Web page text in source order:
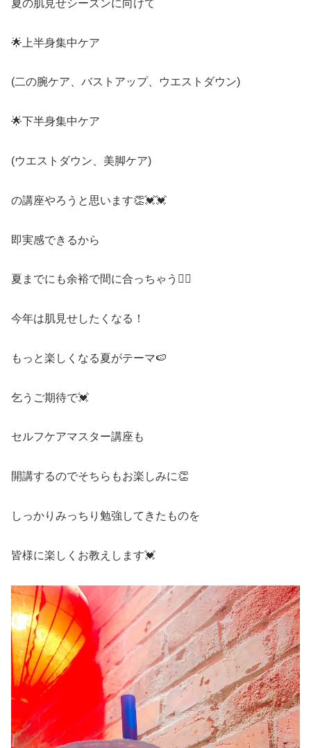
夏の肌見せシーズンに向けて
🌟上半身集中ケア
(二の腕ケア、バストアップ、ウエストダウン)
🌟下半身集中ケア
(ウエストダウン、美脚ケア)
の講座やろうと思います👏💓💓
即実感できるから
夏までにも余裕で間に合っちゃう🙆‍♀️
今年は肌見せしたくなる！
もっと楽しくなる夏がテーマ🍉
乞うご期待で💓
セルフケアマスター講座も
開講するのでそちらもお楽しみに👏
しっかりみっちり勉強してきたものを
皆様に楽しくお教えします💓